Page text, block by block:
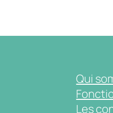
Qui
Les